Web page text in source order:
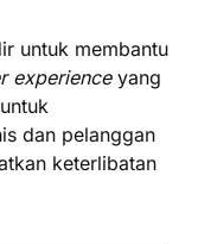
untuk membantu
experience yang
dan pelanggan
keterlibatan